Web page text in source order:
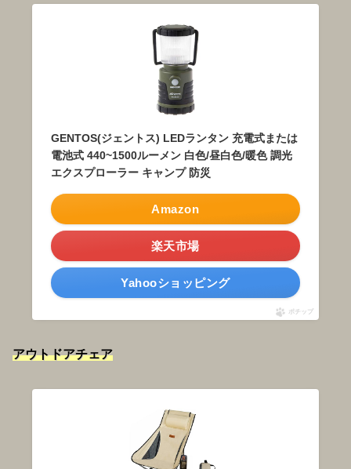
GENTOS(ジェントス) LEDランタン 充電式または
電池式 440~1500ルーメン 白色/昼白色/暖色 調光
エクスプローラー キャンプ 防災
Amazon
楽天市場
Yahooショッピング
ポチップ
アウトドアチェア